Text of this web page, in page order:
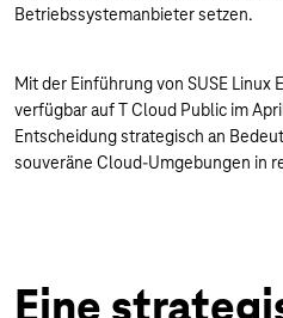
Betriebssystemanbieter setzen.
Mit der Einführung von SUSE Linux
verfügbar auf T Cloud Public im
Entscheidung strategisch an
souveräne Cloud-Umgebungen in